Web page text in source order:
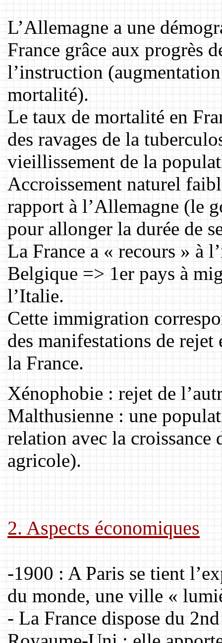
L’Allemagne a une
France grâce aux progrès
l’instruction
mortalité).
Le taux de mortalité en
des ravages de la
vieillissement de la
Accroissement naturel
rapport à l’Allemagne (le
pour allonger la durée de
La France a « recours » à
Belgique => 1er pays à
l’Italie.
Cette immigration
des manifestations de
la France.
Xénophobie : rejet de
Malthusienne : une
relation avec la croissance
agricole).
2. Aspects économiques
-1900 : A Paris se tient
du monde, une ville «
- La France dispose du